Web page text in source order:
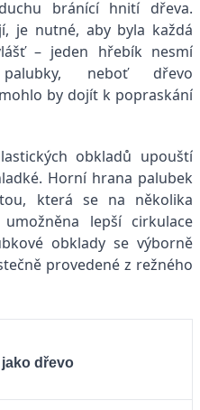
bránící hnití dřeva.
je nutné, aby byla každá
– jeden hřebík nesmí
neboť dřevo
by dojít k popraskání
obkladů upouští
Horní hrana palubek
která se na několika
lepší cirkulace
obklady se výborně
provedené z režného
dřevo